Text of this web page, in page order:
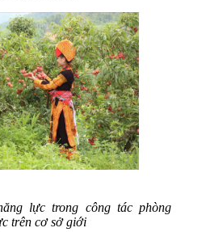
lực trong công tác phòng
trên cơ sở giới